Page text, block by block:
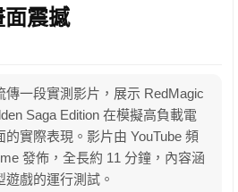
面震撼
傳一段實測影片，展示 RedMagic
Saga Edition 在模擬高負載電
的實際表現。影片由 YouTube 頻
發佈，全長約 11 分鐘，內容涵
遊戲的運行測試。